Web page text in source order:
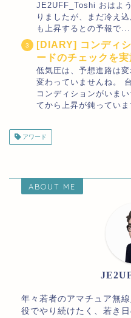
JE2UFF_Toshi おはよ
りましたが、まだ冷え
も上昇するとの予報で...
[DIARY] コンディ
ードのチェックを実
低気圧は、予想進路は
変わっていませんね。
コンディションがいま
てから上昇が鈍ってい
アワード
ABOUT ME
年々若者のアマチュア無
役でやり続けたく、若き